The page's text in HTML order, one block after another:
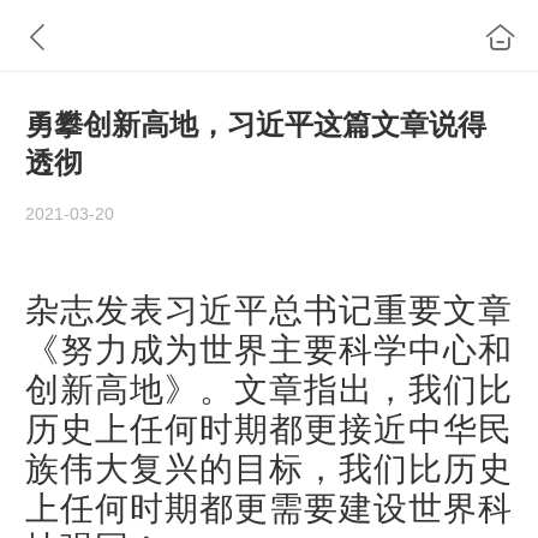
勇攀创新高地，习近平这篇文章说得
透彻
2021-03-20
杂志发表习近平总书记重要文章
《努力成为世界主要科学中心和
创新高地》。文章指出，我们比
历史上任何时期都更接近中华民
族伟大复兴的目标，我们比历史
上任何时期都更需要建设世界科